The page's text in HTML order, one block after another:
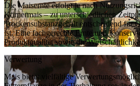
Die Maisernte erfolgt je nach
Körnermais – zu unterschiedlichen
Trockensubstanzgehalt entscheidend für
ist. Eine fachgerechte Ernte und
Produktqualität sowie die
Verwertung
Mais bietet vielfältige